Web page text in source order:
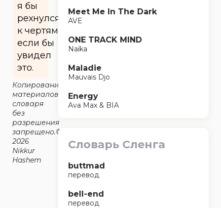
я бы
рехнулся
к чертям,
если бы
увидел
это.
Копирование
материалов
словаря
без
разрешения
запрещено.©2014-
2026
Nikkur
Hashem
Meet Me In The Dark
AVE
ONE TRACK MIND
Naïka
Maladie
Mauvais Djo
Energy
Ava Max & BIA
Словарь Сленга
buttmad
перевод
bell-end
перевод